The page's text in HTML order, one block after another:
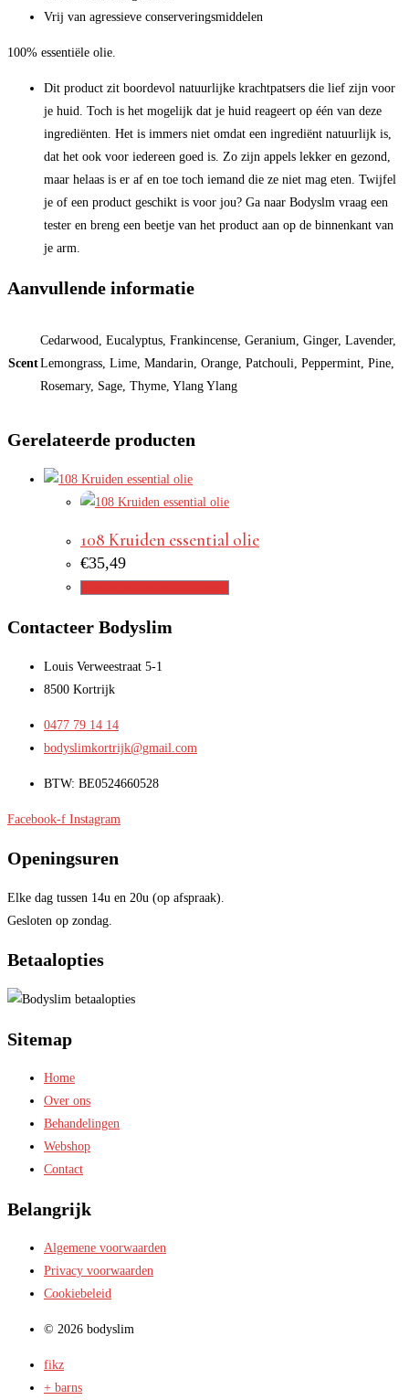
Vrij van agressieve conserveringsmiddelen
100% essentiële olie.
Dit product zit boordevol natuurlijke krachtpatsers die lief zijn voor
je huid. Toch is het mogelijk dat je huid reageert op één van deze
ingrediënten. Het is immers niet omdat een ingrediënt natuurlijk is,
dat het ook voor iedereen goed is. Zo zijn appels lekker en gezond,
maar helaas is er af en toe toch iemand die ze niet mag eten. Twijfel
je of een product geschikt is voor jou? Ga naar Bodyslm vraag een
tester en breng een beetje van het product aan op de binnenkant van
je arm.
Aanvullende informatie
Scent
Cedarwood, Eucalyptus, Frankincense, Geranium, Ginger, Lavender,
Lemongrass, Lime, Mandarin, Orange, Patchouli, Peppermint, Pine,
Rosemary, Sage, Thyme, Ylang Ylang
Gerelateerde producten
108 Kruiden essential olie
€35,49
Contacteer Bodyslim
Louis Verweestraat 5-1
8500 Kortrijk
0477 79 14 14
bodyslimkortrijk@gmail.com
BTW: BE0524660528
Facebook-f Instagram
Openingsuren
Elke dag tussen 14u en 20u (op afspraak).
Gesloten op zondag.
Betaalopties
Sitemap
Home
Over ons
Behandelingen
Webshop
Contact
Belangrijk
Algemene voorwaarden
Privacy voorwaarden
Cookiebeleid
© 2026 bodyslim
fikz
+ barns